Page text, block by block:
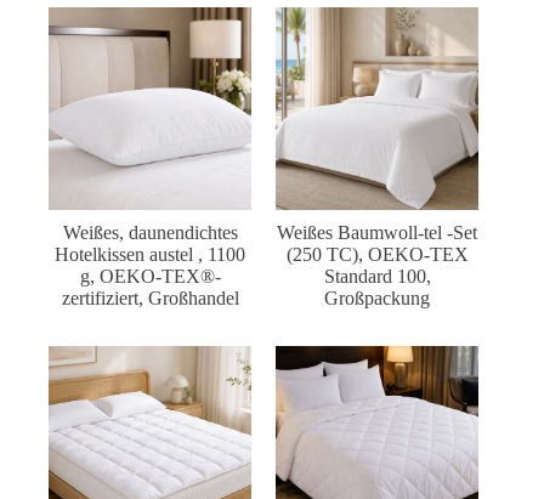
Weißes, daunendichtes
Hotelkissen austel , 1100
g, OEKO-TEX®-
zertifiziert, Großhandel
Weißes Baumwoll-tel -Set
(250 TC), OEKO-TEX
Standard 100,
Großpackung